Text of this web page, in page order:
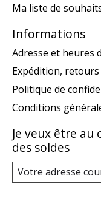
Ma liste de
Informations
Adresse et heures
Expédition,
Politique de
Conditions
Je veux être
des soldes